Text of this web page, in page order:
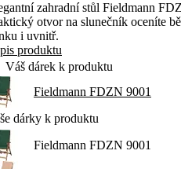
zahradní stůl Fieldmann
otvor na slunečník oceníte
i uvnitř.
produktu
Váš dárek k produktu
Fieldmann FDZN 9001
dárky k produktu
Fieldmann FDZN 9001